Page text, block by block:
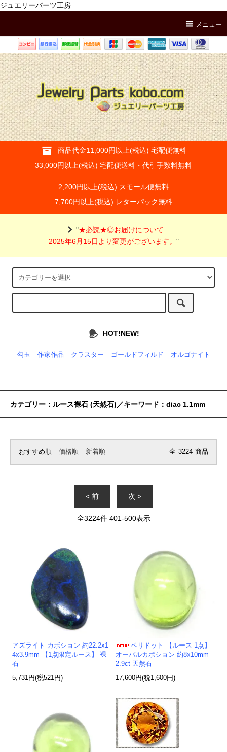
ジュエリーパーツ工房
メニュー
商品代金11,000円以上(税込) 宅配便無料
33,000円以上(税込) 宅配便送料・代引手数料無料
2,200円以上(税込) スモール便無料
7,700円以上(税込) レターパック無料
"★必読★◎お届けについて
2025年6月15日より変更がございます。 "
HOT!NEW!
勾玉 作家作品 クラスター ゴールドフィルド オルゴナイト
カテゴリー：ルース裸石 (天然石)／キーワード：diac 1.1mm
おすすめ順 価格順 新着順 全 3224 商品
< 前 次 >
全3224件 401-500表示
アズライト カボション 約22.2x1
4x3.9mm 【1点限定ルース】 裸
石
5,731円(税521円)
ペリドット 【ルース 1点】
オーバルカボション 約8x10mm
2.9ct 天然石
17,600円(税1,600円)